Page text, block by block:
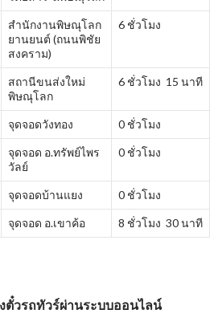
สำนักงานพิษณุโลก
ยานยนต์ (ถนนพิชัย
สงคราม)
6 ชั่วโมง
สถานีขนส่งใหม่
พิษณุโลก
6 ชั่วโมง 15 นาที
จุดจอดวังทอง 0 ชั่วโมง
จุดจอด อ.ทรัพย์ไพร
วัลย์
0 ชั่วโมง
จุดจอดบ้านแยง 0 ชั่วโมง
จุดจอด อ.เขาค้อ 8 ชั่วโมง 30 นาที
ตั๋วรถทัวร์ผ่านระบบออนไลน์